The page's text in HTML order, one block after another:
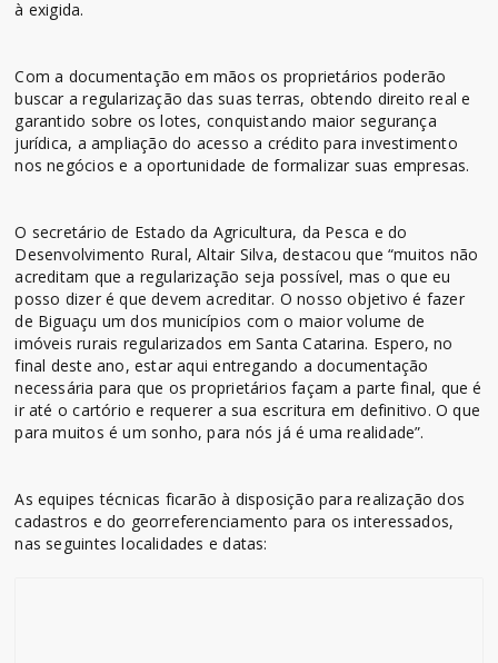
à exigida.
Com a documentação em mãos os proprietários poderão
buscar a regularização das suas terras, obtendo direito real e
garantido sobre os lotes, conquistando maior segurança
jurídica, a ampliação do acesso a crédito para investimento
nos negócios e a oportunidade de formalizar suas empresas.
O secretário de Estado da Agricultura, da Pesca e do
Desenvolvimento Rural, Altair Silva, destacou que “muitos não
acreditam que a regularização seja possível, mas o que eu
posso dizer é que devem acreditar. O nosso objetivo é fazer
de Biguaçu um dos municípios com o maior volume de
imóveis rurais regularizados em Santa Catarina. Espero, no
final deste ano, estar aqui entregando a documentação
necessária para que os proprietários façam a parte final, que é
ir até o cartório e requerer a sua escritura em definitivo. O que
para muitos é um sonho, para nós já é uma realidade”.
As equipes técnicas ficarão à disposição para realização dos
cadastros e do georreferenciamento para os interessados,
nas seguintes localidades e datas: